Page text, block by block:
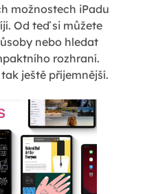
možnostech iPadu
Od teď si můžete
nebo hledat
rozhraní.
ještě příjemnější.